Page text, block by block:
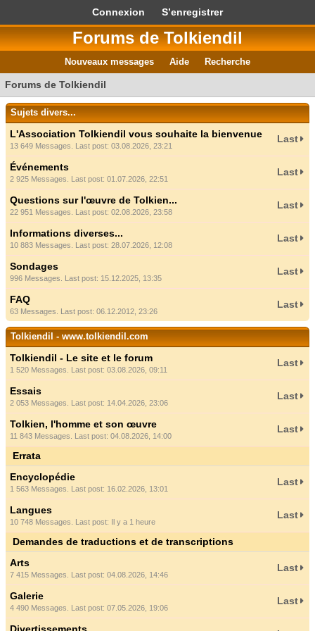
Connexion S’enregistrer
Forums de Tolkiendil
Nouveaux messages Aide Recherche
Forums de Tolkiendil
Sujets divers...
L'Association Tolkiendil vous souhaite la bienvenue
13 649 Messages. Last post: 03.08.2026, 23:21
Last
Événements
2 925 Messages. Last post: 01.07.2026, 22:51
Last
Questions sur l'œuvre de Tolkien...
22 951 Messages. Last post: 02.08.2026, 23:58
Last
Informations diverses...
10 883 Messages. Last post: 28.07.2026, 12:08
Last
Sondages
996 Messages. Last post: 15.12.2025, 13:35
Last
FAQ
63 Messages. Last post: 06.12.2012, 23:26
Last
Tolkiendil - www.tolkiendil.com
Tolkiendil - Le site et le forum
1 520 Messages. Last post: 03.08.2026, 09:11
Last
Essais
2 053 Messages. Last post: 14.04.2026, 23:06
Last
Tolkien, l'homme et son œuvre
11 843 Messages. Last post: 04.08.2026, 14:00
Last
Errata
Encyclopédie
1 563 Messages. Last post: 16.02.2026, 13:01
Last
Langues
10 748 Messages. Last post: Il y a 1 heure
Last
Demandes de traductions et de transcriptions
Arts
7 415 Messages. Last post: 04.08.2026, 14:46
Last
Galerie
4 490 Messages. Last post: 07.05.2026, 19:06
Last